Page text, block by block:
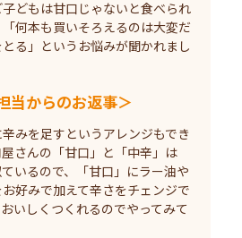
どもは甘口じゃないと食べられ
何本も買いそろえるのは大変だ
る」というお悩みが聞かれまし
当からのお返事＞
みを足すというアレンジもでき
さんの「甘口」と「中辛」は
いるので、「甘口」にラー油や
好みで加えて辛さをチェンジで
いしくつくれるのでやってみて